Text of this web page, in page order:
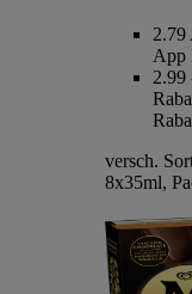
2.79
App
2.99
versch.
8x35ml,